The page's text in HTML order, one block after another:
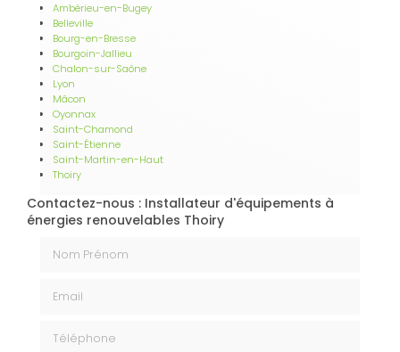
Ambérieu-en-Bugey
Belleville
Bourg-en-Bresse
Bourgoin-Jallieu
Chalon-sur-Saône
Lyon
Mâcon
Oyonnax
Saint-Chamond
Saint-Étienne
Saint-Martin-en-Haut
Thoiry
Contactez-nous : Installateur d'équipements à
énergies renouvelables Thoiry